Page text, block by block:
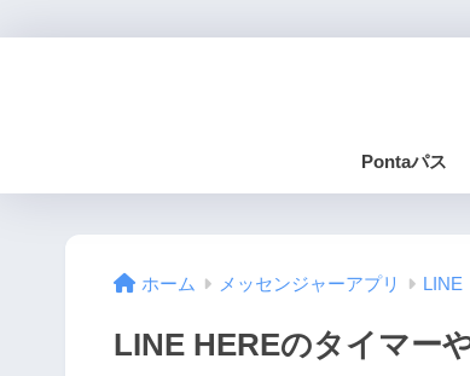
Pontaパス
ホーム メッセンジャーアプリ LINE
LINE HEREのタイマー